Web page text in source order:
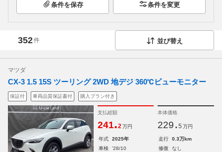
条件を保存 条件を変更
352件 並び替え
マツダ
CX-3 1.5 15S ツーリング 2WD 地デジ 360℃ビューモニター
保証付 車両品質保証書付 購入プラン付き
支払総額
241.2 万円
本体価格
229. 5 万円
年式 2025年 走行
0.3万km
車検
'28/10 修復
なし